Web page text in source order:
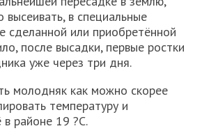
высеивать, в специальные
сделанной или приобретённой
после высадки, первые ростки
уже через три дня.
молодняк как можно скорее
температуру и
районе 19 ?C.